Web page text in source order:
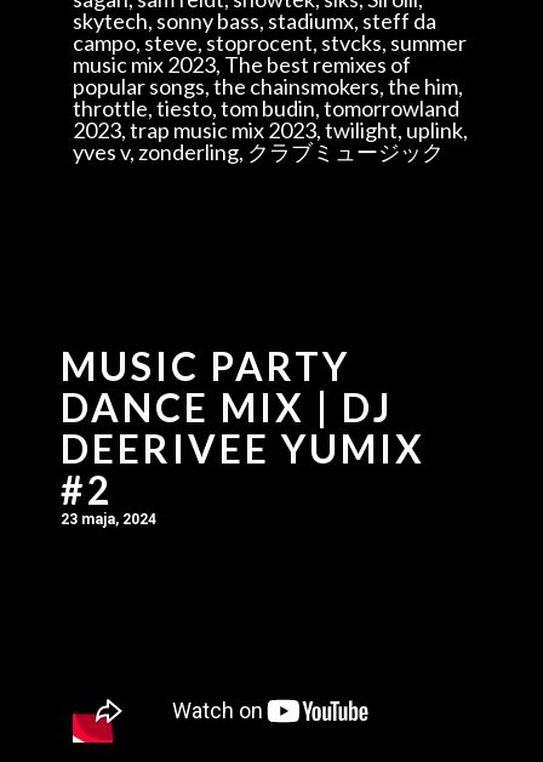
skytech, sonny bass, stadiumx, steff da
campo, steve, stoprocent, stvcks, summer
music mix 2023, The best remixes of
popular songs, the chainsmokers, the him,
throttle, tiesto, tom budin, tomorrowland
2023, trap music mix 2023, twilight, uplink,
yves v, zonderling, クラブミュージック
MUSIC PARTY
DANCE MIX | DJ
DEERIVEE YUMIX
#2
23 maja, 2024